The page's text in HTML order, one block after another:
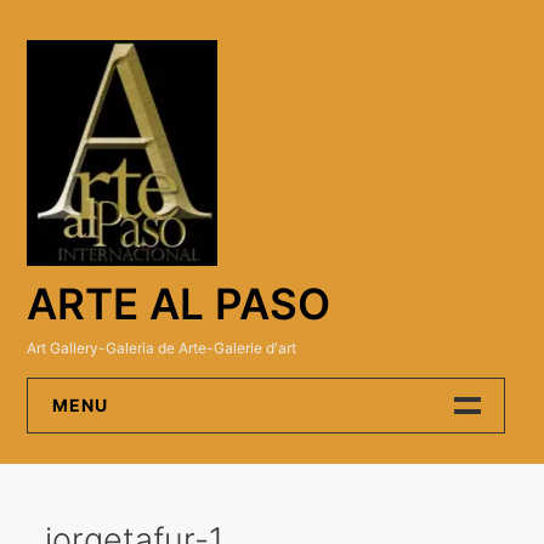
ARTE AL PASO
Art Gallery-Galeria de Arte-Galerie d'art
MENU
Artistas